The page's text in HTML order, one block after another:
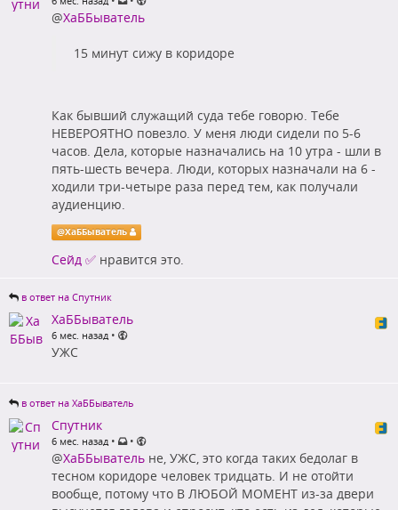
@ХаББыватель
15 минут сижу в коридоре
Как бывший служащий суда тебе говорю. Тебе
НЕВЕРОЯТНО повезло. У меня люди сидели по 5-6
часов. Дела, которые назначались на 10 утра - шли в
пять-шесть вечера. Люди, которых назначали на 6 -
ходили три-четыре раза перед тем, как получали
аудиенцию.
@ХаББыватель
Сейд ✅ нравится это.
в ответ на Спутник
ХаББыватель
6 мес. назад •
УЖС
в ответ на ХаББыватель
Спутник
6 мес. назад • •
@ХаББыватель не, УЖС, это когда таких бедолаг в
тесном коридоре человек тридцать. И не отойти
вообще, потому что В ЛЮБОЙ МОМЕНТ из-за двери